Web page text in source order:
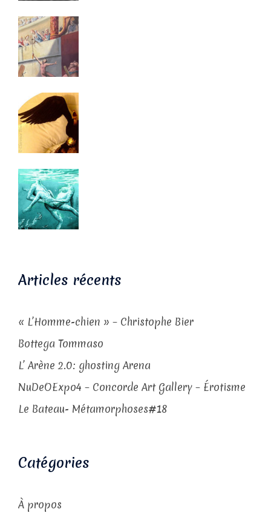
Articles récents
« L’Homme-chien » – Christophe Bier
Bottega Tommaso
L’ Arène 2.0: ghosting Arena
NuDeOExpo4 – Concorde Art Gallery – Érotisme
Le Bateau- Métamorphoses#18
Catégories
À propos